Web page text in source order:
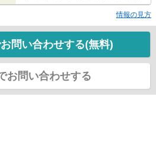
情報の見方
問い合わせする(無料)
お問い合わせする